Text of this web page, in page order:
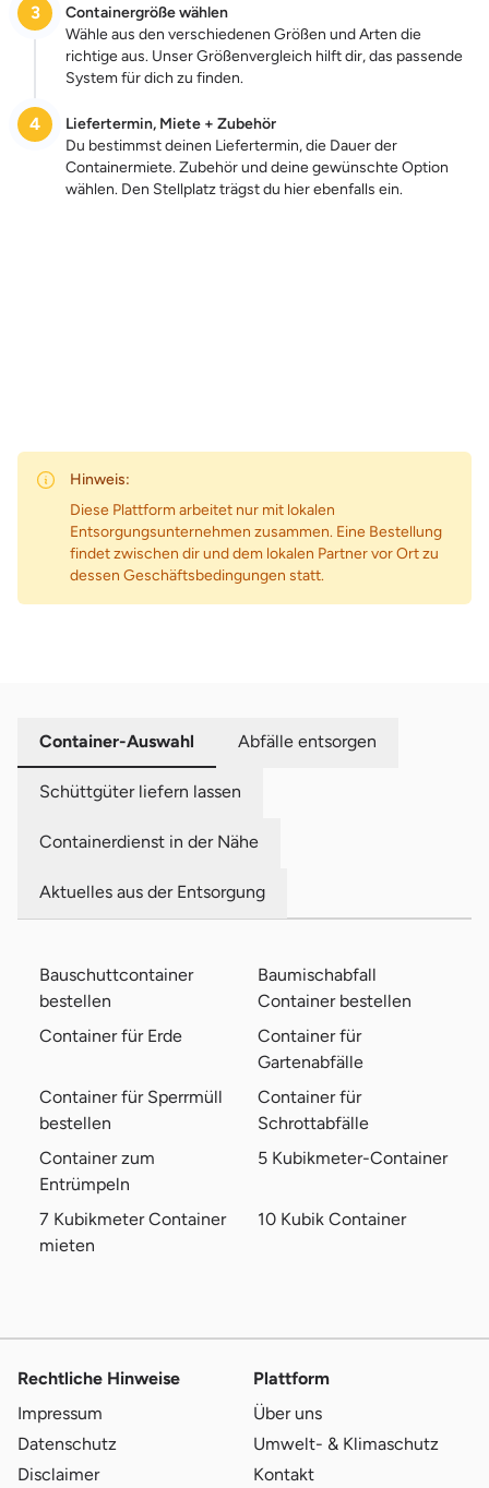
3
Containergröße wählen
Wähle aus den verschiedenen Größen und Arten die
richtige aus. Unser Größenvergleich hilft dir, das passende
System für dich zu finden.
4
Liefertermin, Miete + Zubehör
Du bestimmst deinen Liefertermin, die Dauer der
Containermiete. Zubehör und deine gewünschte Option
wählen. Den Stellplatz trägst du hier ebenfalls ein.
Hinweis:
Diese Plattform arbeitet nur mit lokalen
Entsorgungsunternehmen zusammen. Eine Bestellung
findet zwischen dir und dem lokalen Partner vor Ort zu
dessen Geschäftsbedingungen statt.
Container-Auswahl Abfälle entsorgen
Schüttgüter liefern lassen
Containerdienst in der Nähe
Aktuelles aus der Entsorgung
Bauschuttcontainer
bestellen
Baumischabfall
Container bestellen
Container für Erde
Container für
Gartenabfälle
Container für Sperrmüll
bestellen
Container für
Schrottabfälle
Container zum
Entrümpeln
5 Kubikmeter-Container
7 Kubikmeter Container
mieten
10 Kubik Container
Rechtliche Hinweise
Impressum
Datenschutz
Disclaimer
Plattform
Über uns
Umwelt- & Klimaschutz
Kontakt